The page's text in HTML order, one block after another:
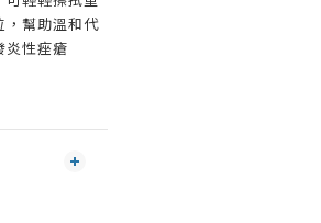
，幫助溫和代
炎性痤瘡